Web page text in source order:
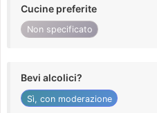
Cucine preferite
Non specificato
Bevi alcolici?
Sì, con moderazione